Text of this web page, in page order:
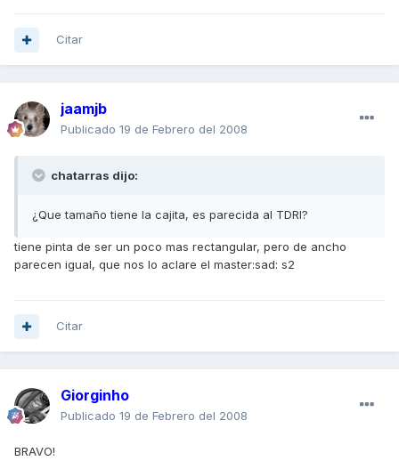
Citar
jaamjb
Publicado 19 de Febrero del 2008
chatarras dijo:
¿Que tamaño tiene la cajita, es parecida al TDRI?
tiene pinta de ser un poco mas rectangular, pero de ancho
parecen igual, que nos lo aclare el master:sad: s2
Citar
Giorginho
Publicado 19 de Febrero del 2008
BRAVO!